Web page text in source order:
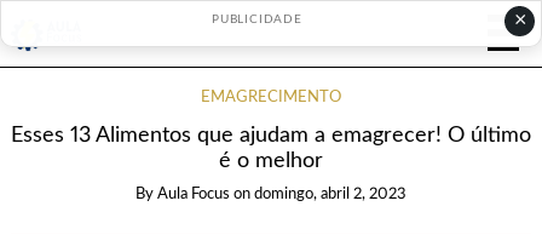
EMAGRECIMENTO
Esses 13 Alimentos que ajudam a emagrecer! O último
é o melhor
By Aula Focus on domingo, abril 2, 2023
×
PUBLICIDADE